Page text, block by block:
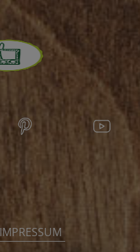
IMPRESSUM